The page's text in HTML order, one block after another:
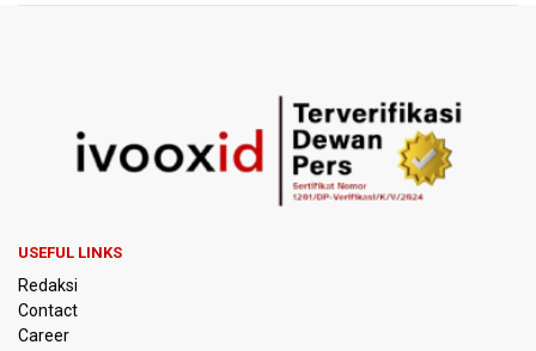
PSSI Evaluasi TImnas Indonesia Setelah Gagal Tembus
Timnas Indonesia Tersingkir di Piala AFF 2026 Setelah
Pemerintah Matangkan Rencana Pembaruan Buku Ajar
Kebakaran Alun-alun Suryakancana
USEFUL LINKS
Redaksi
Contact
Career